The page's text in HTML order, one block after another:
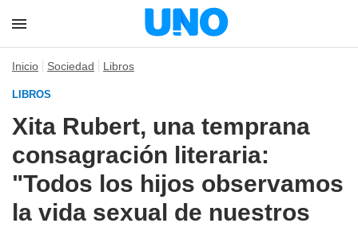
Inicio Sociedad Libros
LIBROS
Xita Rubert, una temprana
consagración literaria:
"Todos los hijos observamos
la vida sexual de nuestros